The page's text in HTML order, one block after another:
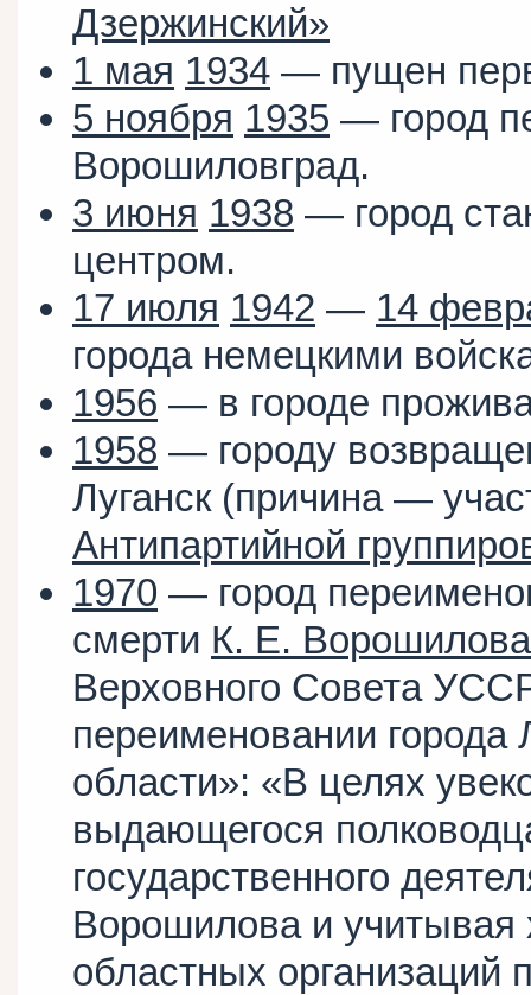
Дзержинский»
1 мая 1934 — пущен
5 ноября 1935 — город
Ворошиловград.
3 июня 1938 — город
центром.
17 июля 1942 — 14
города немецкими
1956 — в городе
1958 — городу
Луганск (причина —
Антипартийной
1970 — город
смерти К. Е. Ворошилова
Верховного Совета
переименовании города
области»: «В целях
выдающегося
государственного
Ворошилова и учитывая
областных организаций